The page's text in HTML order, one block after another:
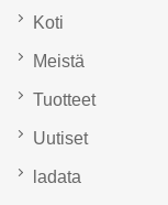
Koti
Meistä
Tuotteet
Uutiset
ladata